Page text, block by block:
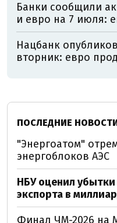
Банки сообщили
и евро на 7 июля:
Нацбанк
вторник: евро
ПОСЛЕДНИЕ
"Энергоатом"
энергоблоков АЭС
НБУ оценил
экспорта в
Финал ЧМ-2026 на